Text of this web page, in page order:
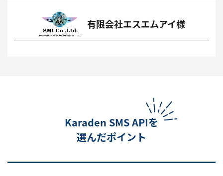
有限会社エスエムアイ様
Karaden SMS APIを
選んだポイント